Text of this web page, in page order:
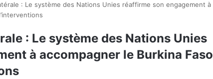
: Le système des Nations Unies réaffirme son engagement à
: Le système des Nations Unies
à accompagner le Burkina Faso